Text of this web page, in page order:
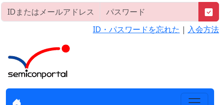
ID・パスワードを忘れた ｜ 入会方法